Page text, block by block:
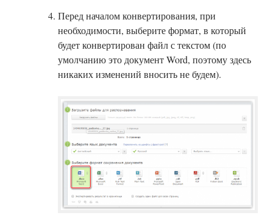
Перед началом конвертирования, при
необходимости, выберите формат, в который
будет конвертирован файл с текстом (по
умолчанию это документ Word, поэтому здесь
никаких изменений вносить не будем).